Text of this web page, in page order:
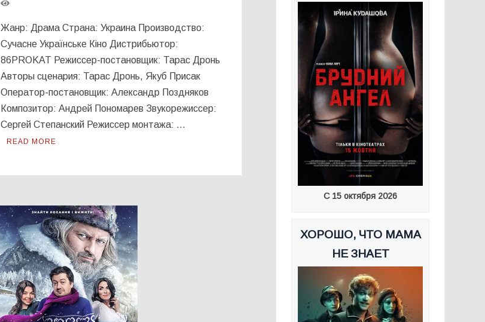
Жанр: Драма Страна: Украина Производство:
Сучасне Українське Кіно Дистрибьютор:
86PROKAT Режиссер-постановщик: Тарас Дронь
Авторы сценария: Тарас Дронь, Якуб Присак
Оператор-постановщик: Александр Поздняков
Композитор: Андрей Пономарев Звукорежиссер:
Сергей Степанский Режиссер монтажа: …
READ MORE
С 15 октября 2026
ХОРОШО, ЧТО МАМА
НЕ ЗНАЕТ